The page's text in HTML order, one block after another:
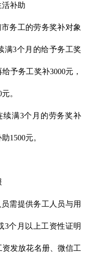
活补助
务工的劳务奖补对象
满3个月的给予务工奖
予务工奖补3000元，
。
续满3个月的劳务奖补
1500元。
需提供务工人员与用
3个月以上工资性证明
发放花名册、微信工